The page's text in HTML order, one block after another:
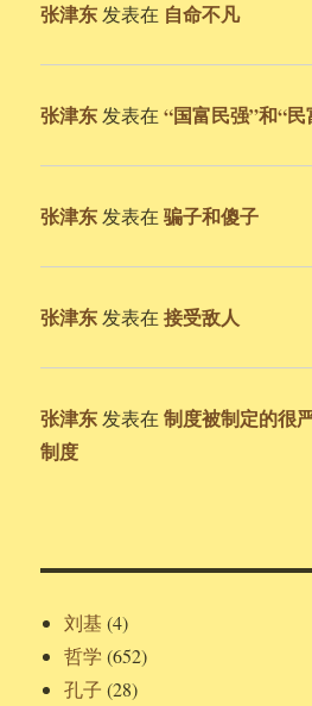
张津东 发表在 自命不凡
张津东 发表在“国富民强”和“
张津东 发表在骗子和傻子
张津东 发表在接受敌人
张津东 发表在制度被制定的很
制度
刘基 (4)
哲学 (652)
孔子 (28)